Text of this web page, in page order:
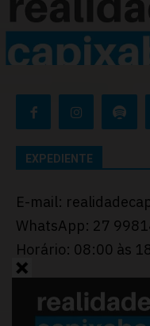
EXPEDIENTE
E-mail:
WhatsApp: 27
Horário: 08:00 às